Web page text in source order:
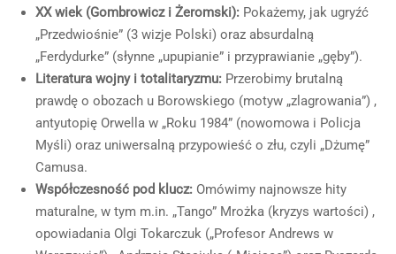
XX wiek (Gombrowicz i Żeromski): Pokażemy, jak ugryźć
„Przedwiośnie” (3 wizje Polski) oraz absurdalną
„Ferdydurke” (słynne „upupianie” i przyprawianie „gęby”).
Literatura wojny i totalitaryzmu: Przerobimy brutalną
prawdę o obozach u Borowskiego (motyw „zlagrowania”) ,
antyutopię Orwella w „Roku 1984” (nowomowa i Policja
Myśli) oraz uniwersalną przypowieść o złu, czyli „Dżumę”
Camusa.
Współczesność pod klucz: Omówimy najnowsze hity
maturalne, w tym m.in. „Tango” Mrożka (kryzys wartości) ,
opowiadania Olgi Tokarczuk („Profesor Andrews w